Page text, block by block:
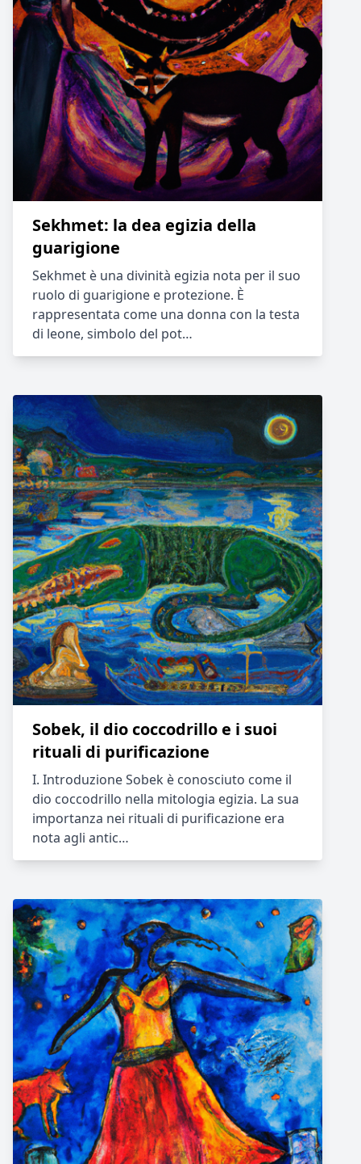
Sekhmet: la dea egizia della
guarigione
Sekhmet è una divinità egizia nota per il suo
ruolo di guarigione e protezione. È
rappresentata come una donna con la testa
di leone, simbolo del pot…
Sobek, il dio coccodrillo e i suoi
rituali di purificazione
I. Introduzione Sobek è conosciuto come il
dio coccodrillo nella mitologia egizia. La sua
importanza nei rituali di purificazione era
nota agli antic…